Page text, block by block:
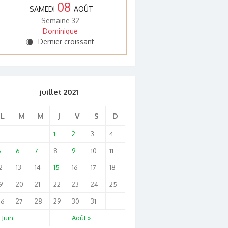
SAMEDI 08 AOÛT
Semaine 32
Dominique
W Dernier croissant
juillet 2021
L M M J V S D
Juin Août »
1 2 3 4
6 7 8 9 10 11
13 14 15 16 17 18
20 21 22 23 24 25
27 28 29 30 31